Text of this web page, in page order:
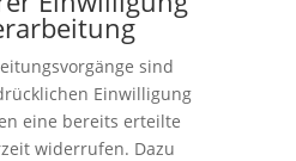
sind
Einwilligung
eine bereits erteilte
widerrufen. Dazu